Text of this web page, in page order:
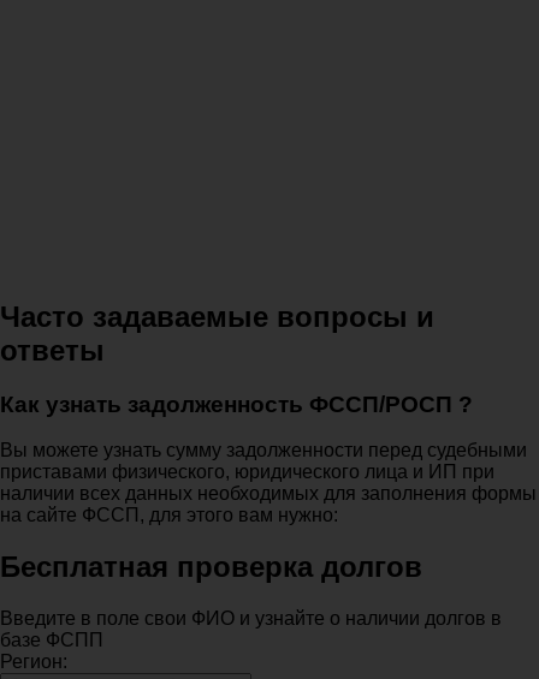
Часто задаваемые вопросы и
ответы
Как узнать задолженность ФССП/РОСП ?
Вы можете узнать сумму задолженности перед судебными
приставами физического, юридического лица и ИП при
наличии всех данных необходимых для заполнения формы
на сайте ФССП, для этого вам нужно:
Бесплатная проверка долгов
Введите в поле свои ФИО и узнайте о наличии долгов в
базе ФСПП
Регион: